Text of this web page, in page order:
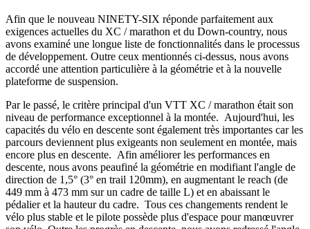
Afin que le nouveau NINETY-SIX réponde parfaitement aux
exigences actuelles du XC / marathon et du Down-country, nous
avons examiné une longue liste de fonctionnalités dans le processus
de développement. Outre ceux mentionnés ci-dessus, nous avons
accordé une attention particulière à la géométrie et à la nouvelle
plateforme de suspension.
Par le passé, le critère principal d'un VTT XC / marathon était son
niveau de performance exceptionnel à la montée. Aujourd'hui, les
capacités du vélo en descente sont également très importantes car les
parcours deviennent plus exigeants non seulement en montée, mais
encore plus en descente. Afin améliorer les performances en
descente, nous avons peaufiné la géométrie en modifiant l'angle de
direction de 1,5° (3° en trail 120mm), en augmentant le reach (de
449 mm à 473 mm sur un cadre de taille L) et en abaissant le
pédalier et la hauteur du cadre. Tous ces changements rendent le
vélo plus stable et le pilote possède plus d'espace pour manœuvrer